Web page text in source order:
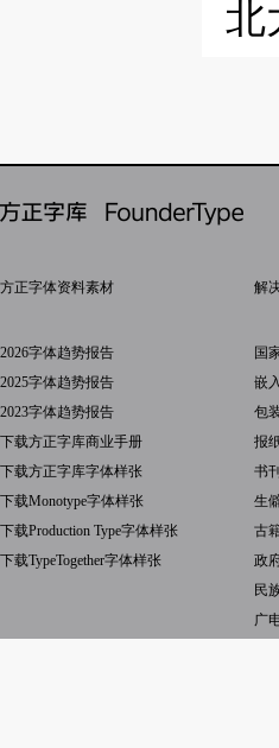
北
方正字体资料素材
2026字体趋势报告
2025字体趋势报告
2023字体趋势报告
下载方正字库商业手册
下载方正字库字体样张
下载Monotype字体样张
下载Production Type字体样张
下载TypeTogether字体样张
解
国
嵌
包
报
书刊
生
古
政
民
广